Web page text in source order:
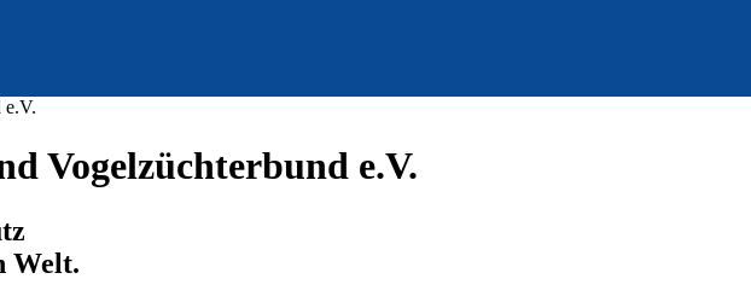
e.V.
Vogelzüchterbund e.V.
Welt.